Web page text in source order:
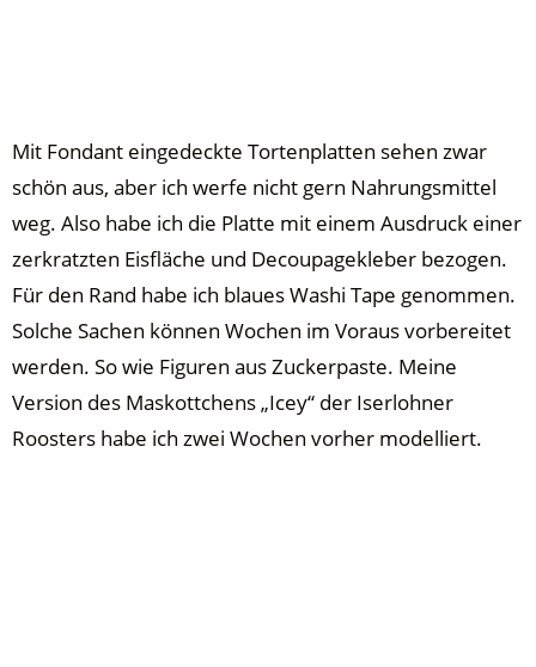
Mit Fondant eingedeckte Tortenplatten sehen zwar
schön aus, aber ich werfe nicht gern Nahrungsmittel
weg. Also habe ich die Platte mit einem Ausdruck einer
zerkratzten Eisfläche und Decoupagekleber bezogen.
Für den Rand habe ich blaues Washi Tape genommen.
Solche Sachen können Wochen im Voraus vorbereitet
werden. So wie Figuren aus Zuckerpaste. Meine
Version des Maskottchens „Icey“ der Iserlohner
Roosters habe ich zwei Wochen vorher modelliert.